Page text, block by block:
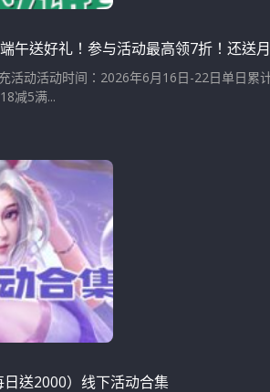
端午送好礼！参与活动最高领7折！还送
活动活动时间：2026年6月16日-22日单日
减5满...
送2000）线下活动合集